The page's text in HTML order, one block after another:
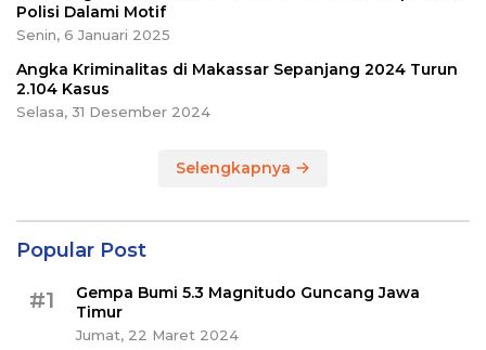
Polisi Dalami Motif
Senin, 6 Januari 2025
Angka Kriminalitas di Makassar Sepanjang 2024 Turun
2.104 Kasus
Selasa, 31 Desember 2024
Selengkapnya
Popular Post
#1
Gempa Bumi 5.3 Magnitudo Guncang Jawa
Timur
Jumat, 22 Maret 2024